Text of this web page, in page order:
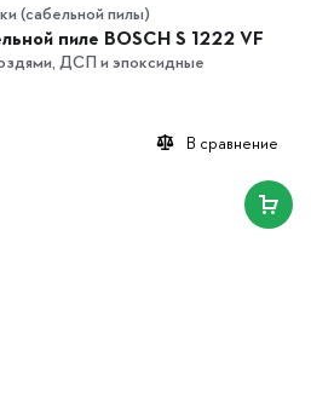
(сабельной пилы)
пиле BOSCH S 1222 VF
ДСП и эпоксидные
В сравнение